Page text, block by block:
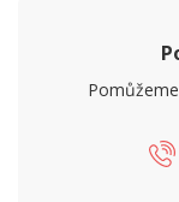
PARAMETRY